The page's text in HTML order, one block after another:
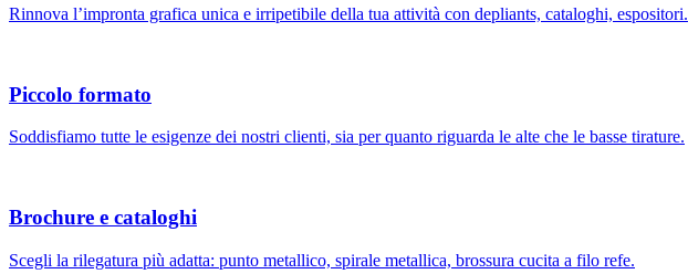
Rinnova l’impronta grafica unica e irripetibile della tua attività con depliants, cataloghi, espositori.
Piccolo formato
Soddisfiamo tutte le esigenze dei nostri clienti, sia per quanto riguarda le alte che le basse tirature.
Brochure e cataloghi
Scegli la rilegatura più adatta: punto metallico, spirale metallica, brossura cucita a filo refe.